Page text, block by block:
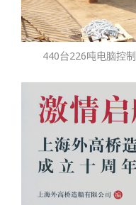
440台226吨电脑控